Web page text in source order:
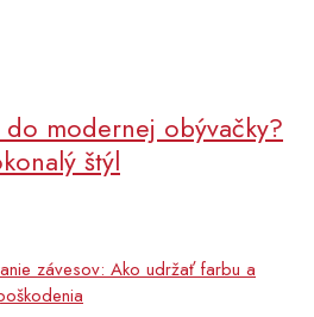
modernej obývačky?
štýl